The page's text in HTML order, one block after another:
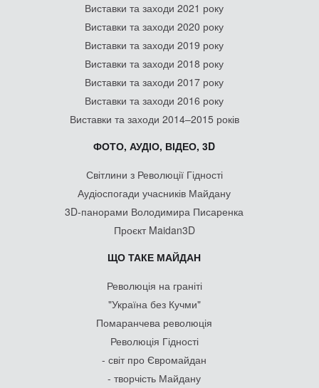
Виставки та заходи 2021 року
Виставки та заходи 2020 року
Виставки та заходи 2019 року
Виставки та заходи 2018 року
Виставки та заходи 2017 року
Виставки та заходи 2016 року
Виставки та заходи 2014–2015 років
ФОТО, АУДІО, ВІДЕО, 3D
Світлини з Революції Гідності
Аудіоспогади учасників Майдану
3D-панорами Володимира Писаренка
Проєкт Maidan3D
ЩО ТАКЕ МАЙДАН
Революція на граніті
"Україна без Кучми"
Помаранчева революція
Революція Гідності
- світ про Євромайдан
- творчість Майдану